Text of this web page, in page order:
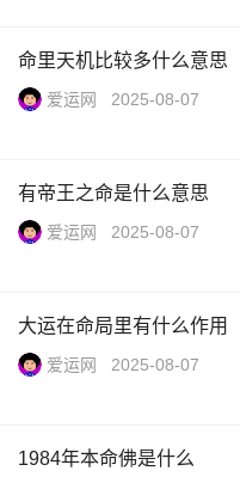
命里天机比较多什么意思
爱运网 2025-08-07
有帝王之命是什么意思
爱运网 2025-08-07
大运在命局里有什么作用
爱运网 2025-08-07
1984年本命佛是什么